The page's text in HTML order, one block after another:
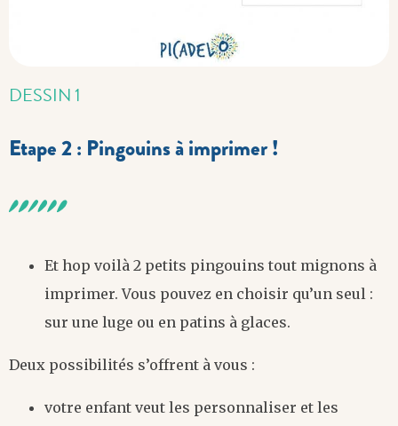
DESSIN 1
Etape 2 : Pingouins à imprimer !
Et hop voilà 2 petits pingouins tout mignons à
imprimer. Vous pouvez en choisir qu’un seul :
sur une luge ou en patins à glaces.
Deux possibilités s’offrent à vous :
votre enfant veut les personnaliser et les